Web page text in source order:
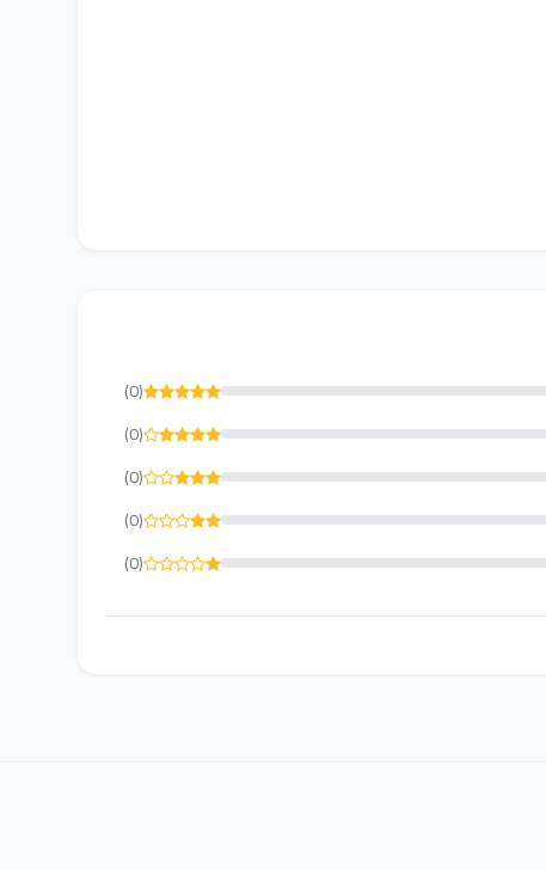
(0)
(0)
(0)
(0)
(0)